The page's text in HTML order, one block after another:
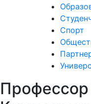
Спорт